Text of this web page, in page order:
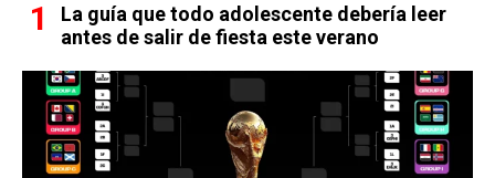
La guía que todo adolescente debería leer
antes de salir de fiesta este verano